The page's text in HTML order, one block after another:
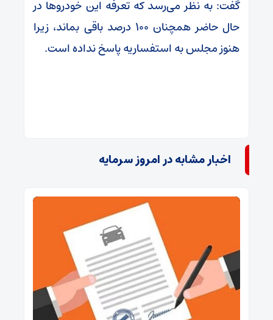
گفت: به نظر می‌رسد که تعرفه این خودروها در
حال حاضر همچنان ۱۰۰ درصد باقی بماند، زیرا
هنوز مجلس به استفساریه پاسخ نداده است.
اخبار مشابه در امروز سرمایه